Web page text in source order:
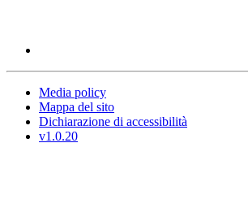
Media policy
Mappa del sito
Dichiarazione di accessibilità
v1.0.20